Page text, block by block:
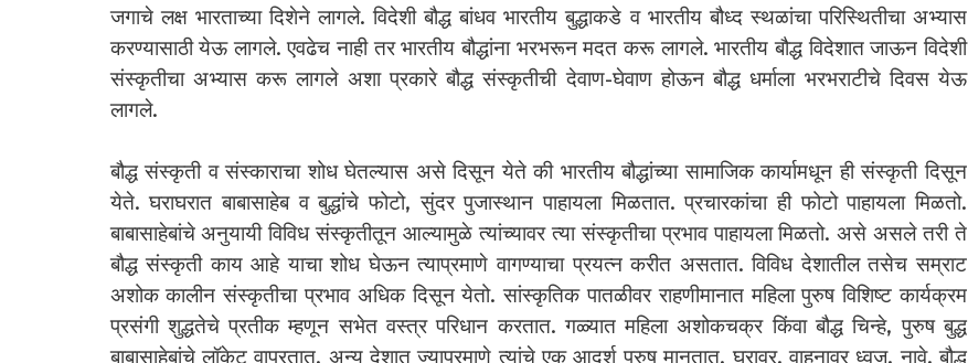
जगाचे लक्ष भारताच्या दिशेने लागले. विदेशी बौद्ध बांधव भारतीय बुद्धाकडे व भारतीय बौध्द स्थळांचा परिस्थितीचा अभ्यास
करण्यासाठी येऊ लागले. एवढेच नाही तर भारतीय बौद्धांना भरभरून मदत करू लागले. भारतीय बौद्ध विदेशात जाऊन विदेशी
संस्कृतीचा अभ्यास करू लागले अशा प्रकारे बौद्ध संस्कृतीची देवाण-घेवाण होऊन बौद्ध धर्माला भरभराटीचे दिवस येऊ
लागले.
बौद्ध संस्कृती व संस्काराचा शोध घेतल्यास असे दिसून येते की भारतीय बौद्धांच्या सामाजिक कार्यामधून ही संस्कृती दिसून
येते. घराघरात बाबासाहेब व बुद्धांचे फोटो, सुंदर पुजास्थान पाहायला मिळतात. प्रचारकांचा ही फोटो पाहायला मिळतो.
बाबासाहेबांचे अनुयायी विविध संस्कृतीतून आल्यामुळे त्यांच्यावर त्या संस्कृतीचा प्रभाव पाहायला मिळतो. असे असले तरी ते
बौद्ध संस्कृती काय आहे याचा शोध घेऊन त्याप्रमाणे वागण्याचा प्रयत्न करीत असतात. विविध देशातील तसेच सम्राट
अशोक कालीन संस्कृतीचा प्रभाव अधिक दिसून येतो. सांस्कृतिक पातळीवर राहणीमानात महिला पुरुष विशिष्ट कार्यक्रम
प्रसंगी शुद्धतेचे प्रतीक म्हणून सभेत वस्त्र परिधान करतात. गळ्यात महिला अशोकचक्र किंवा बौद्ध चिन्हे, पुरुष बुद्ध
बाबासाहेबांचे लॉकेट वापरतात. अन्य देशात ज्याप्रमाणे त्यांचे एक आदर्श पुरुष मानतात. घरावर, वाहनावर ध्वज, नावे, बौद्ध